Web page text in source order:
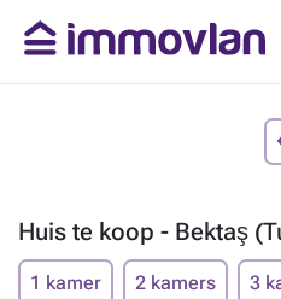
Huis te koop - Bektaş
1 kamer 2 kamers 3